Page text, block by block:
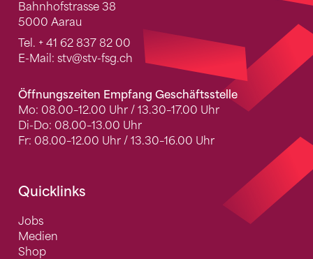
Bahnhofstrasse 38
5000 Aarau
Tel. + 41 62 837 82 00
E-Mail: stv@stv-fsg.ch
Öffnungszeiten Empfang Geschäftsstelle
Mo: 08.00–12.00 Uhr / 13.30–17.00 Uhr
Di-Do: 08.00–13.00 Uhr
Fr: 08.00–12.00 Uhr / 13.30–16.00 Uhr
Quicklinks
Jobs
Medien
Shop